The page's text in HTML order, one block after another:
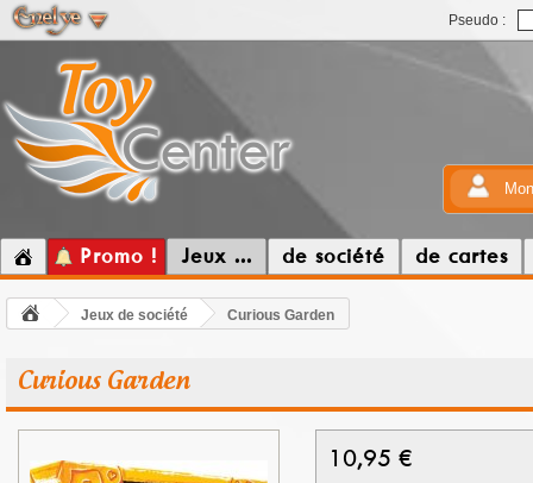
Pseudo :
Promo ! Jeux ... de société de cartes
Jeux de société Curious Garden
Curious Garden
10,95 €